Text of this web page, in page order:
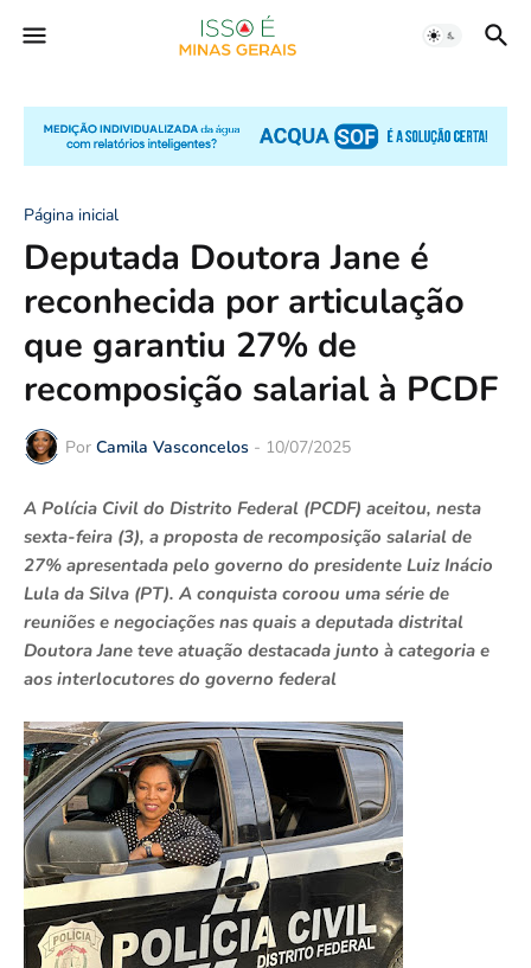
Página inicial
Deputada Doutora Jane é
reconhecida por articulação
que garantiu 27% de
recomposição salarial à PCDF
Por Camila Vasconcelos - 10/07/2025
A Polícia Civil do Distrito Federal (PCDF) aceitou, nesta
sexta-feira (3), a proposta de recomposição salarial de
27% apresentada pelo governo do presidente Luiz Inácio
Lula da Silva (PT). A conquista coroou uma série de
reuniões e negociações nas quais a deputada distrital
Doutora Jane teve atuação destacada junto à categoria e
aos interlocutores do governo federal